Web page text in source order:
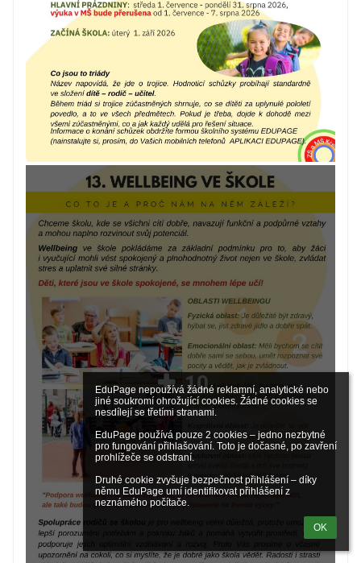
EduPage nepoužívá žádné reklamní, analytické nebo
jiné soukromí ohrožující cookies. Žádné cookies se
nesdílejí se třetími stranami.
EduPage používá pouze 2 cookies – jedno nezbytné
pro fungování přihlašování. Toto je dočasné, po zavření
prohlížeče se odstraní.
Druhé cookie zvyšuje bezpečnost přihlášení – díky
němu EduPage umí identifikovat přihlášení z
neznámého počítače.
OK
10